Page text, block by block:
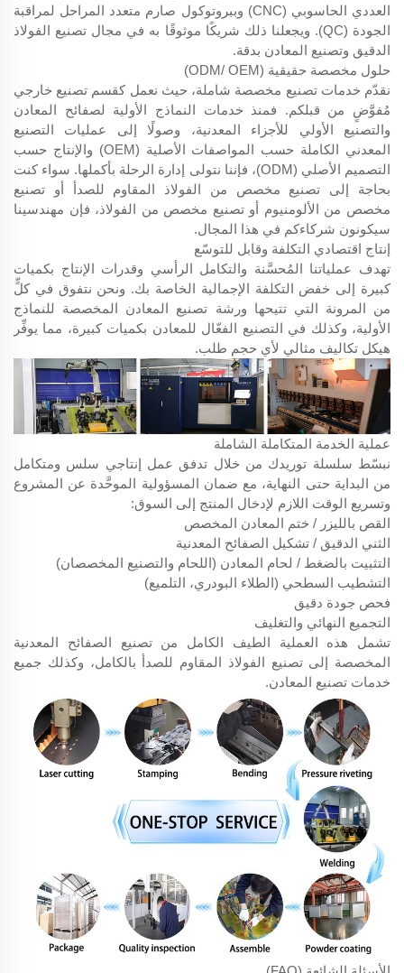
العددي الحاسوبي (CNC) وببروتوكول صارم متعدد المراحل لمراقبة
الجودة (QC). ويجعلنا ذلك شريكًا موثوقًا به في مجال تصنيع الفولاذ
الدقيق وتصنيع المعادن بدقة.
حلول مخصصة حقيقية (ODM/ OEM)
نقدّم خدمات تصنيع مخصصة شاملة، حيث نعمل كقسم تصنيع خارجي
مُفوَّضٍ من قبلكم. فمنذ خدمات النماذج الأولية لصفائح المعادن
والتصنيع الأولي للأجزاء المعدنية، وصولًا إلى عمليات التصنيع
المعدني الكاملة حسب المواصفات الأصلية (OEM) والإنتاج حسب
التصميم الأصلي (ODM)، فإننا نتولى إدارة الرحلة بأكملها. سواء كنت
بحاجة إلى تصنيع مخصص من الفولاذ المقاوم للصدأ أو تصنيع
مخصص من الألومنيوم أو تصنيع مخصص من الفولاذ، فإن مهندسينا
سيكونون شركاءكم في هذا المجال.
إنتاج اقتصادي التكلفة وقابل للتوسّع
تهدف عملياتنا المُحسَّنة والتكامل الرأسي وقدرات الإنتاج بكميات
كبيرة إلى خفض التكلفة الإجمالية الخاصة بك. ونحن نتفوق في كلٍّ
من المرونة التي تتيحها ورشة تصنيع المعادن المخصصة للنماذج
الأولية، وكذلك في التصنيع الفعّال للمعادن بكميات كبيرة، مما يوفِّر
هيكل تكاليف مثالي لأي حجم طلب.
عملية الخدمة المتكاملة الشاملة
نبسّط سلسلة توريدك من خلال تدفق عمل إنتاجي سلس ومتكامل
من البداية حتى النهاية، مع ضمان المسؤولية الموحَّدة عن المشروع
وتسريع الوقت اللازم لإدخال المنتج إلى السوق:
القص بالليزر / ختم المعادن المخصص
الثني الدقيق / تشكيل الصفائح المعدنية
التثبيت بالضغط / لحام المعادن (اللحام والتصنيع المخصصان)
التشطيب السطحي (الطلاء البودري، التلميع)
فحص جودة دقيق
التجميع النهائي والتغليف
تشمل هذه العملية الطيف الكامل من تصنيع الصفائح المعدنية
المخصصة إلى تصنيع الفولاذ المقاوم للصدأ بالكامل، وكذلك جميع
خدمات تصنيع المعادن.